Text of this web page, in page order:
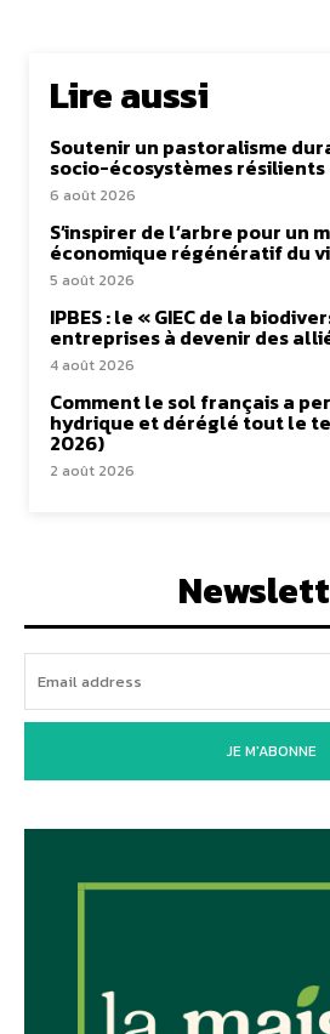
Lire aussi
Soutenir un pastoralisme
socio-écosystèmes résilients
6 août 2026
S’inspirer de l’arbre pour un
économique régénératif du
5 août 2026
IPBES : le « GIEC de la
entreprises à devenir des
4 août 2026
Comment le sol français a
hydrique et déréglé tout le
2026)
2 août 2026
JE M'ABONNE